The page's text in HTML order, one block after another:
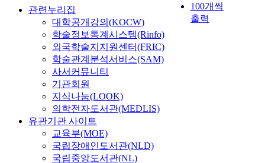
100개씩
출력
관련누리집
대학공개강의(KOCW)
학술정보통계시스템(Rinfo)
외국학술지지원센터(FRIC)
학술관계분석서비스(SAM)
사서커뮤니티
기관회원
지식나눔(LOOK)
의학전자도서관(MEDLIS)
유관기관 사이트
교육부(MOE)
국립장애인도서관(NLD)
국립중앙도서관(NL)